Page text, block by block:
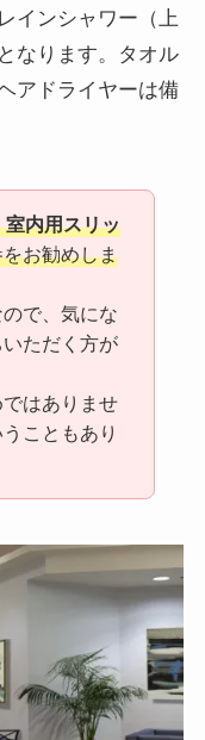
インシャワー（上
なります。タオル
アドライヤーは備
室内用スリッ
お勧めしま
で、気にな
ただく方が
はありませ
こともあり